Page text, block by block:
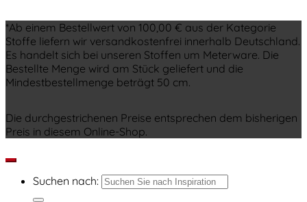
*Ab einem Bestellwert von 100,00 € aus der Kategorie
Stoffe liefern wir versandkostenfrei innerhalb Deutschland.
Es handelt sich bei unseren Stoffen um Meterware. Die
Bestellte Menge wird am Stück geliefert und die
Mindestbestellmenge beträgt 50 cm.
Die durchgestrichenen Preise entsprechen dem bisherigen
Preis in diesem Online-Shop.
Suchen nach: